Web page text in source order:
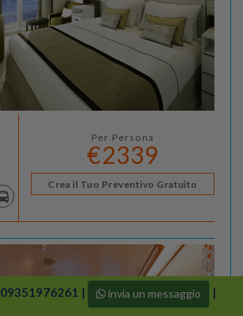
Per Persona
€2339
Crea il Tuo Preventivo Gratuito
09351976261 | invia un messaggio |